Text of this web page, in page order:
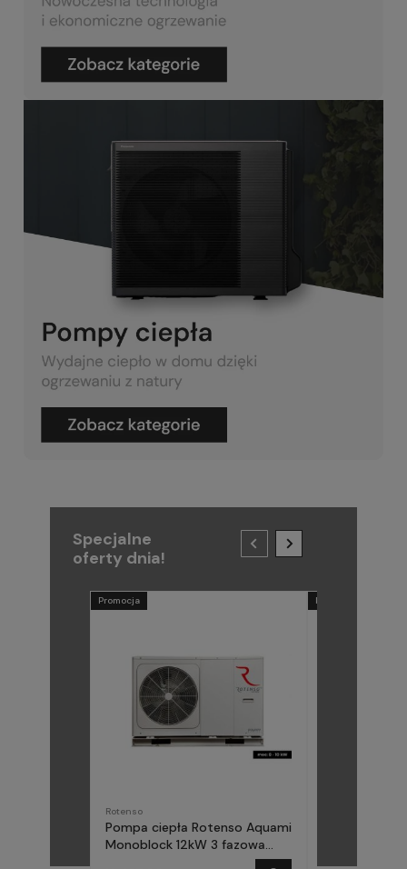
Specjalne
oferty dnia!
Rotenso
Pompa ciepła Rotenso Aquami
Monoblock 12kW 3 fazowa
Promocja Promocja